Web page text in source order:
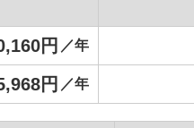
円 ／年
円 ／年